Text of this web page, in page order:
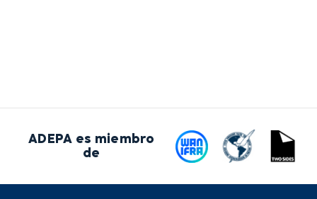
ADEPA es miembro
de